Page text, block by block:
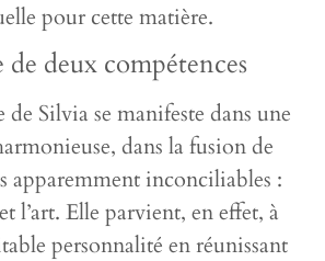
pour cette matière.
deux compétences
Silvia se manifeste dans une
dans la fusion de
apparemment inconciliables :
l’art. Elle parvient, en effet, à
personnalité en réunissant